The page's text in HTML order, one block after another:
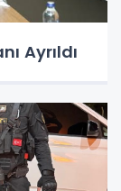
Ayrıldı